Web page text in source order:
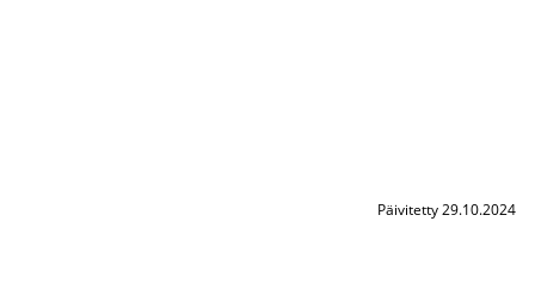
Päivitetty 29.10.2024